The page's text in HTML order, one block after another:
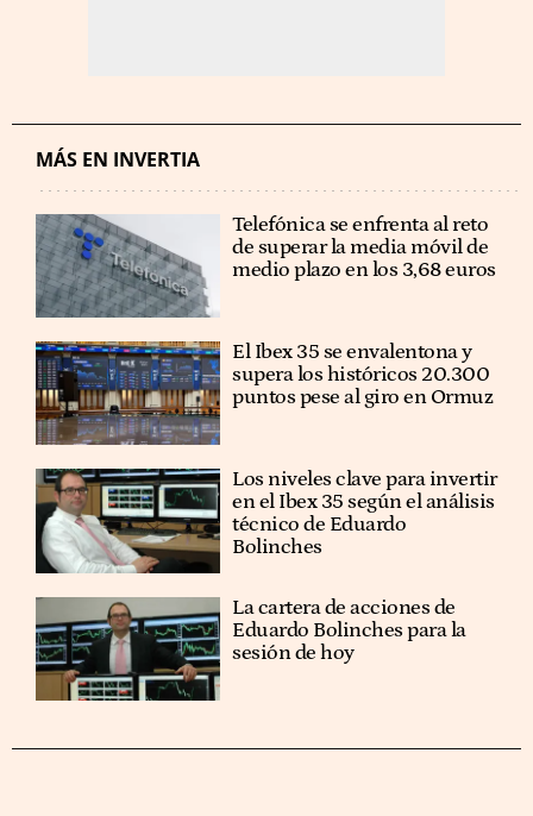
MÁS EN INVERTIA
Telefónica se enfrenta al reto
de superar la media móvil de
medio plazo en los 3,68 euros
El Ibex 35 se envalentona y
supera los históricos 20.300
puntos pese al giro en Ormuz
Los niveles clave para invertir
en el Ibex 35 según el análisis
técnico de Eduardo
Bolinches
La cartera de acciones de
Eduardo Bolinches para la
sesión de hoy